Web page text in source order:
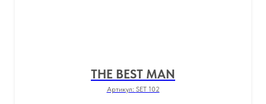
THE BEST MAN
Артикул: SET 102